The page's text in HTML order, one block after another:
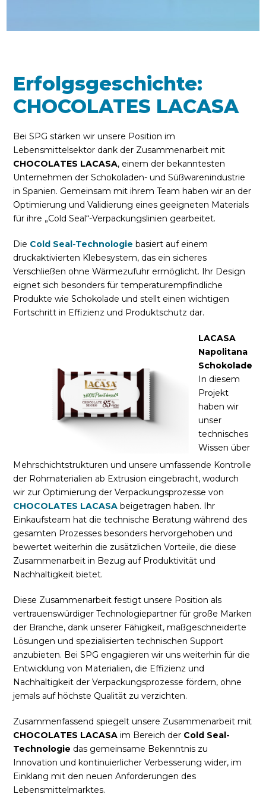
Erfolgsgeschichte:
CHOCOLATES LACASA
Bei SPG stärken wir unsere Position im
Lebensmittelsektor dank der Zusammenarbeit mit
CHOCOLATES LACASA, einem der bekanntesten
Unternehmen der Schokoladen- und Süßwarenindustrie
in Spanien. Gemeinsam mit ihrem Team haben wir an der
Optimierung und Validierung eines geeigneten Materials
für ihre „Cold Seal“-Verpackungslinien gearbeitet.
Die Cold Seal-Technologie basiert auf einem
druckaktivierten Klebesystem, das ein sicheres
Verschließen ohne Wärmezufuhr ermöglicht. Ihr Design
eignet sich besonders für temperaturempfindliche
Produkte wie Schokolade und stellt einen wichtigen
Fortschritt in Effizienz und Produktschutz dar.
LACASA
Napolitana
Schokolade
In diesem
Projekt
haben wir
unser
technisches
Wissen über
Mehrschichtstrukturen und unsere umfassende Kontrolle
der Rohmaterialien ab Extrusion eingebracht, wodurch
wir zur Optimierung der Verpackungsprozesse von
CHOCOLATES LACASA beigetragen haben. Ihr
Einkaufsteam hat die technische Beratung während des
gesamten Prozesses besonders hervorgehoben und
bewertet weiterhin die zusätzlichen Vorteile, die diese
Zusammenarbeit in Bezug auf Produktivität und
Nachhaltigkeit bietet.
Diese Zusammenarbeit festigt unsere Position als
vertrauenswürdiger Technologiepartner für große Marken
der Branche, dank unserer Fähigkeit, maßgeschneiderte
Lösungen und spezialisierten technischen Support
anzubieten. Bei SPG engagieren wir uns weiterhin für die
Entwicklung von Materialien, die Effizienz und
Nachhaltigkeit der Verpackungsprozesse fördern, ohne
jemals auf höchste Qualität zu verzichten.
Zusammenfassend spiegelt unsere Zusammenarbeit mit
CHOCOLATES LACASA im Bereich der Cold Seal-
Technologie das gemeinsame Bekenntnis zu
Innovation und kontinuierlicher Verbesserung wider, im
Einklang mit den neuen Anforderungen des
Lebensmittelmarktes.